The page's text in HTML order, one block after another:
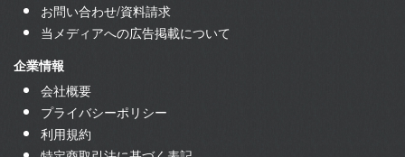
お問い合わせ/資料請求
当メディアへの広告掲載について
企業情報
会社概要
プライバシーポリシー
利用規約